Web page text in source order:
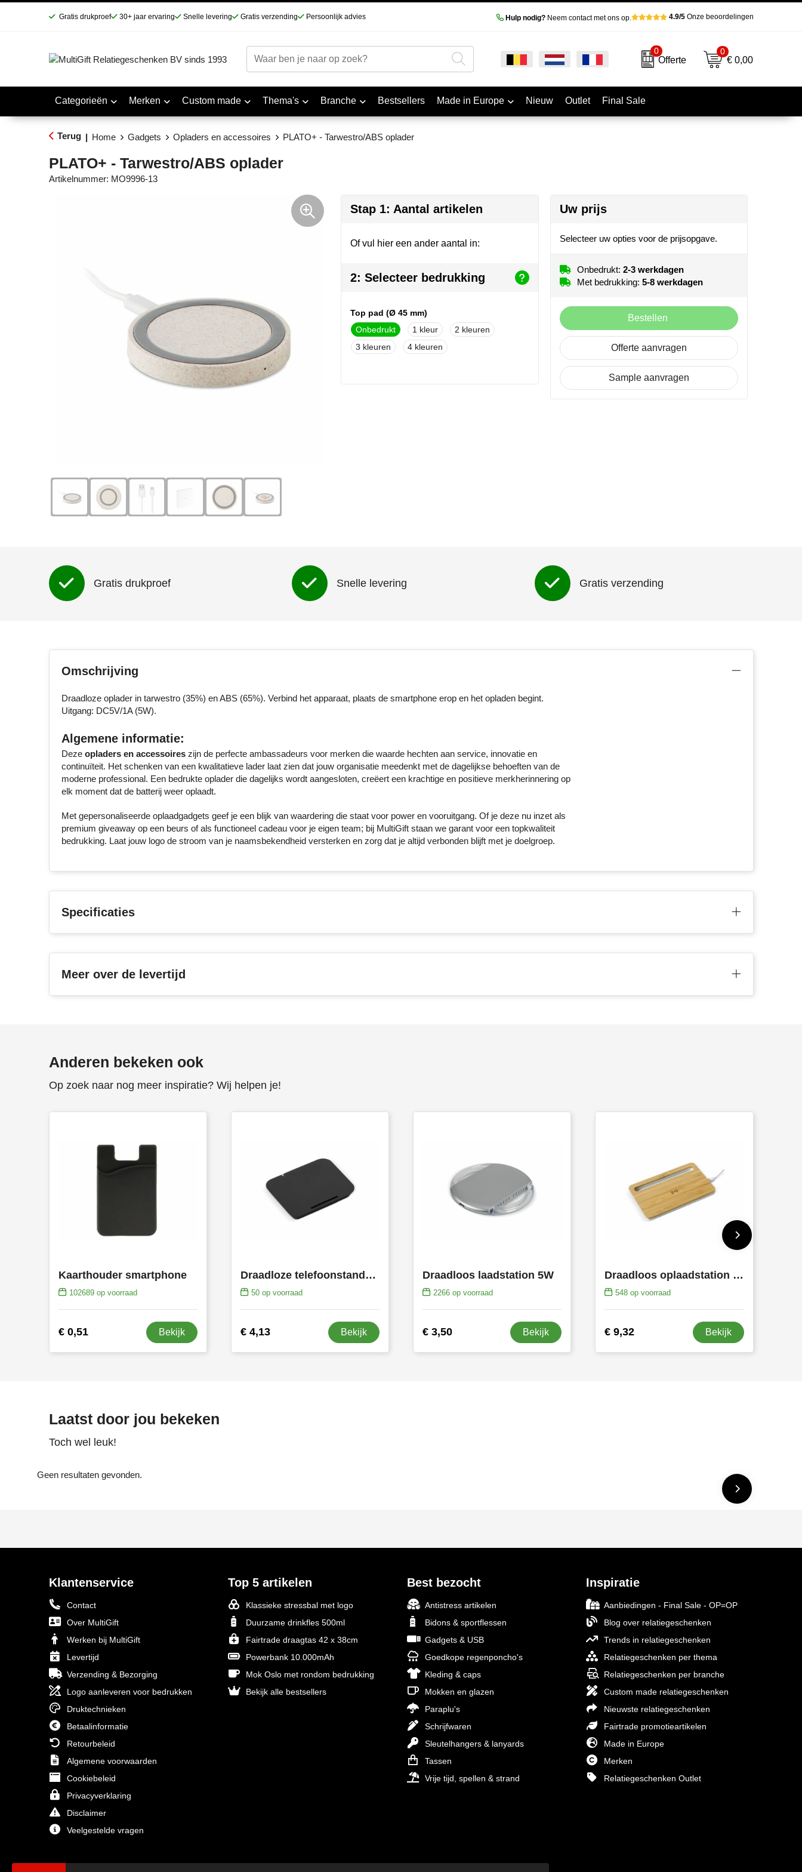
Gratis drukproef 30+ jaar ervaring Snelle levering Gratis verzending Persoonlijk advies Hulp nodig?Neem contact met ons op. 4.9/5Onze beoordelingen
0
Offerte
0
€ 0,00
Categorieën Merken Custom made Thema's Branche Bestsellers Made in Europe Nieuw Outlet Final Sale
Terug | Home Gadgets Opladers en accessoires PLATO+ - Tarwestro/ABS oplader
PLATO+ - Tarwestro/ABS oplader
Artikelnummer: MO9996-13
Stap 1: Aantal artikelen
Of vul hier een ander aantal in:
2: Selecteer bedrukking
Top pad (Ø 45 mm)
Onbedrukt
1
2
3
4
Uw prijs
Selecteer uw opties voor de prijsopgave.
Onbedrukt: 2-3 werkdagen
Met bedrukking: 5-8 werkdagen
Bestellen
Offerte aanvragen
Sample aanvragen
Gratis drukproef Snelle levering Gratis verzending
Omschrijving
Draadloze oplader in tarwestro (35%) en ABS (65%). Verbind het apparaat, plaats de smartphone erop en het opladen begint.
Uitgang: DC5V/1A (5W).
Algemene informatie:
Deze opladers en accessoireszijn de perfecte ambassadeurs voor merken die waarde hechten aan service, innovatie en
continuïteit. Het schenken van een kwalitatieve lader laat zien dat jouw organisatie meedenkt met de dagelijkse behoeften van de
moderne professional. Een bedrukte oplader die dagelijks wordt aangesloten, creëert een krachtige en positieve merkherinnering op
elk moment dat de batterij weer oplaadt.
Met gepersonaliseerde oplaadgadgets geef je een blijk van waardering die staat voor power en vooruitgang. Of je deze nu inzet als
premium giveaway op een beurs of als functioneel cadeau voor je eigen team; bij MultiGift staan we garant voor een topkwaliteit
bedrukking. Laat jouw logo de stroom van je naamsbekendheid versterken en zorg dat je altijd verbonden blijft met je doelgroep.
Specificaties
Meer over de levertijd
Anderen bekeken ook
Op zoek naar nog meer inspiratie? Wij helpen je!
Kaarthouder smartphone
102689op voorraad
€ 0,51 Bekijk
Draadloze telefoonstandaard 5W
50op voorraad
€ 4,13 Bekijk
Draadloos laadstation 5W
2266 op voorraad
€ 3,50 Bekijk
Draadloos oplaadstation bamboe 5W
548 op voorraad
€ 9,32 Bekijk
Laatst door jou bekeken
Toch wel leuk!
Geen resultaten gevonden.
Klantenservice
Contact
Over MultiGift
Werken bij MultiGift
Levertijd
Verzending & Bezorging
Logo aanleveren voor bedrukken
Druktechnieken
Betaalinformatie
Retourbeleid
Algemene voorwaarden
Cookiebeleid
Privacyverklaring
Disclaimer
Veelgestelde vragen
Top 5 artikelen
Klassieke stressbal met logo
Duurzame drinkfles 500ml
Fairtrade draagtas 42 x 38cm
Powerbank 10.000mAh
Mok Oslo met rondom bedrukking
Bekijk alle bestsellers
Best bezocht
Antistress artikelen
Bidons & sportflessen
Gadgets & USB
Goedkope regenponcho's
Kleding & caps
Mokken en glazen
Paraplu's
Schrijfwaren
Sleutelhangers & lanyards
Tassen
Vrije tijd, spellen & strand
Inspiratie
Aanbiedingen - Final Sale - OP=OP
Blog over relatiegeschenken
Trends in relatiegeschenken
Relatiegeschenken per thema
Relatiegeschenken per branche
Custom made relatiegeschenken
Nieuwste relatiegeschenken
Fairtrade promotieartikelen
Made in Europe
Merken
Relatiegeschenken Outlet